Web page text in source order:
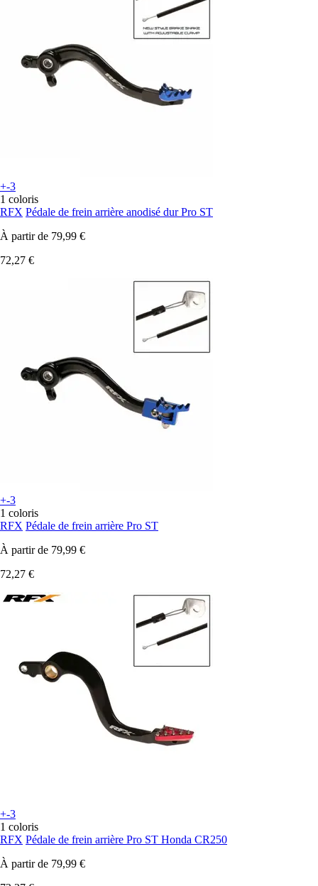
+-3
1 coloris
RFX Pédale de frein arrière anodisé dur Pro ST
À partir de 79,99 €
72,27 €
+-3
1 coloris
RFX Pédale de frein arrière Pro ST
À partir de 79,99 €
72,27 €
+-3
1 coloris
RFX Pédale de frein arrière Pro ST Honda CR250
À partir de 79,99 €